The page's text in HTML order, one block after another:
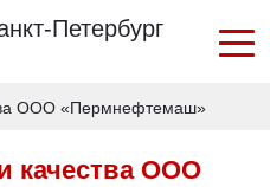
ООО «Пермнефтемаш»
качества ООО